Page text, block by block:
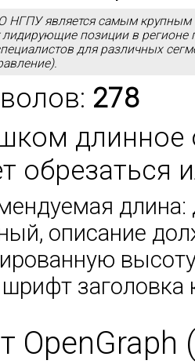
является самым крупным
лидирующие позиции в регионе
для различных
278
длинное
обрезаться
длина:
описание
заголовка
OpenGraph